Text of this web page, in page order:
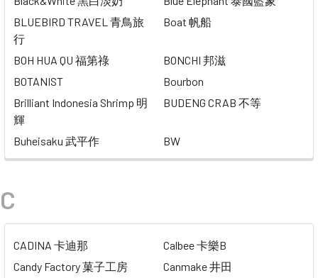
BLUEBIRD TRAVEL 青鳥旅
行
Boat 帆船
BOH HUA QU 福第祿
BONCHI 邦滋
BOTANIST
Bourbon
Brilliant Indonesia Shrimp 明
輝
BUDENG CRAB 不等
Buheisaku 武平作 BW
C
CADINA 卡迪那
Calbee 卡樂B
Candy Factory 菓子工房
Canmake 井田